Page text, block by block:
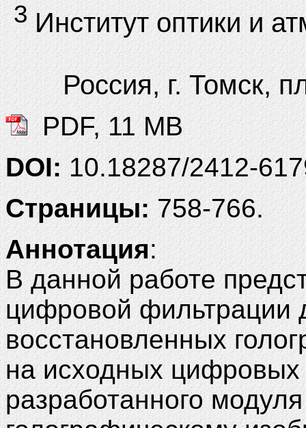
3 Институт оптики и
Россия, г. Томск,
PDF, 11 MB
DOI:10.18287/2412-
Страницы: 758-766.
Аннотация:
В данной работе
цифровой фильтрации
восстановленных
на исходных цифровых
разработанного